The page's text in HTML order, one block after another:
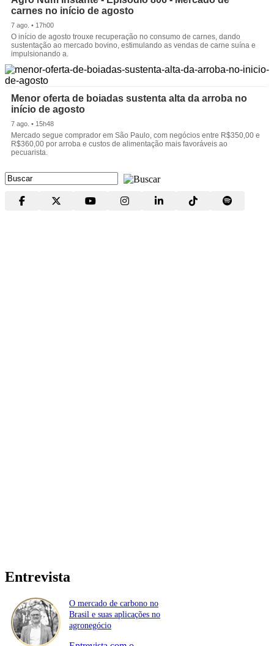
carnes no início de agosto
7 ago. • 17h00
O início de agosto trouxe recuperação no consumo de carnes, dando
sustentação ao mercado bovino, estimulando as vendas de carne suína e
impulsionando a.
Menor oferta de boiadas sustenta alta da arroba no
início de agosto
7 ago. • 15h48
Mercado segue comprador em São Paulo, com negócios entre R$350,00 e
R$360,00 por arroba e custos de alimentação mais favoráveis ao
pecuarista.
Entrevista
O mercado de carbono no
Brasil e suas aplicações no
agronegócio